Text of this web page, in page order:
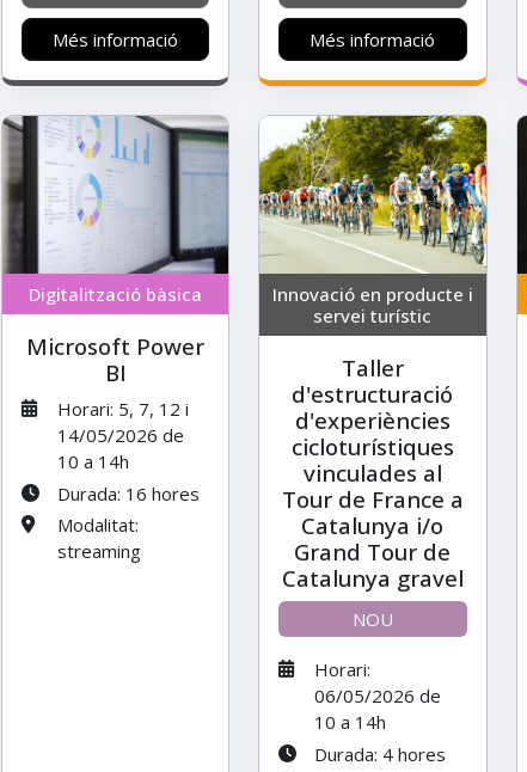
Més informació Més informació
Digitalització bàsica
Microsoft Power
BI
Horari: 5, 7, 12 i
14/05/2026 de
10 a 14h
Durada: 16 hores
Modalitat:
streaming
Innovació en producte i
servei turístic
Taller
d'estructuració
d'experiències
cicloturístiques
vinculades al
Tour de France a
Catalunya i/o
Grand Tour de
Catalunya gravel
NOU
Horari:
06/05/2026 de
10 a 14h
Durada: 4 hores